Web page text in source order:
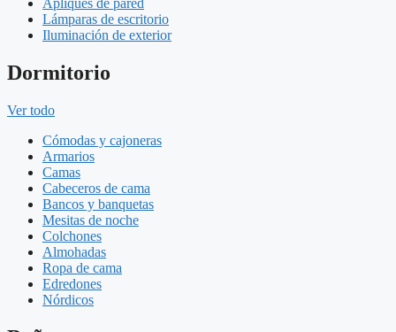
Apliques de pared
Lámparas de escritorio
Iluminación de exterior
Dormitorio
Ver todo
Cómodas y cajoneras
Armarios
Camas
Cabeceros de cama
Bancos y banquetas
Mesitas de noche
Colchones
Almohadas
Ropa de cama
Edredones
Nórdicos